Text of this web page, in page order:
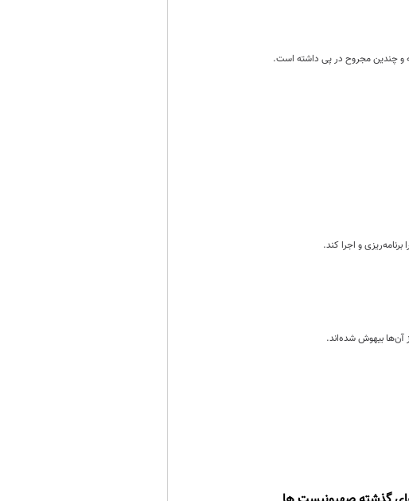
و اجرا کند.
آن‌ها بیهوش شده‌اند.